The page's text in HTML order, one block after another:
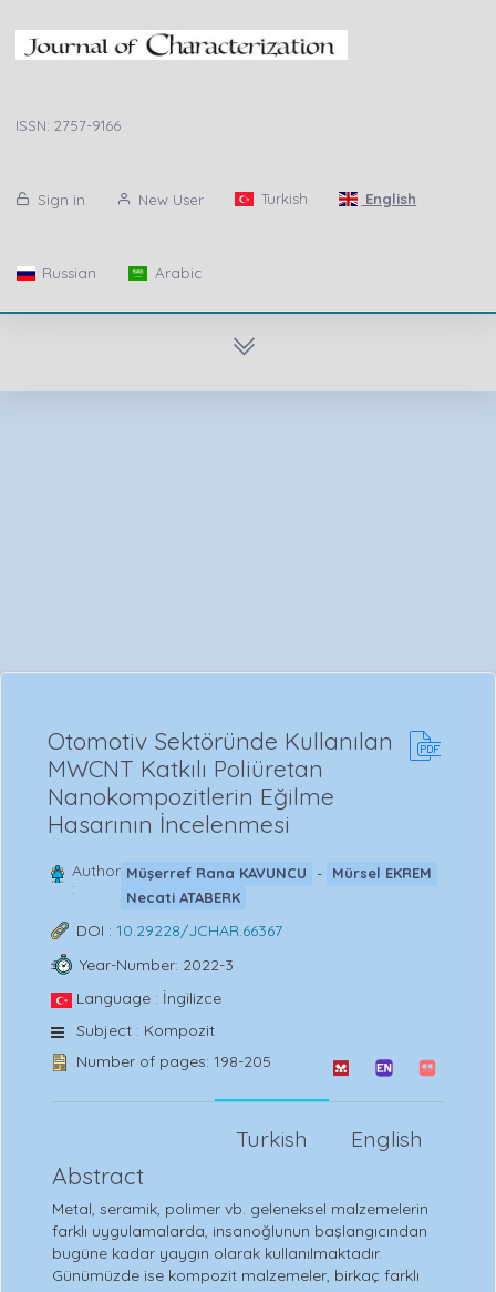
ISSN: 2757-9166
Sign in New User Turkish English
Russian Arabic
Otomotiv Sektöründe Kullanılan
MWCNT Katkılı Poliüretan
Nanokompozitlerin Eğilme
Hasarının İncelenmesi
Author
:
Müşerref Rana KAVUNCU -
Mürsel EKREM
Necati ATABERK
DOI : 10.29228/JCHAR.66367
Year-Number: 2022-3
Language : İngilizce
Subject : Kompozit
Number of pages: 198-205
English
Turkish
Abstract
Metal, seramik, polimer vb. geleneksel malzemelerin
farklı uygulamalarda, insanoğlunun başlangıcından
bugüne kadar yaygın olarak kullanılmaktadır.
Günümüzde ise kompozit malzemeler, birkaç farklı